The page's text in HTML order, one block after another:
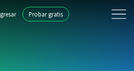
Probar gratis